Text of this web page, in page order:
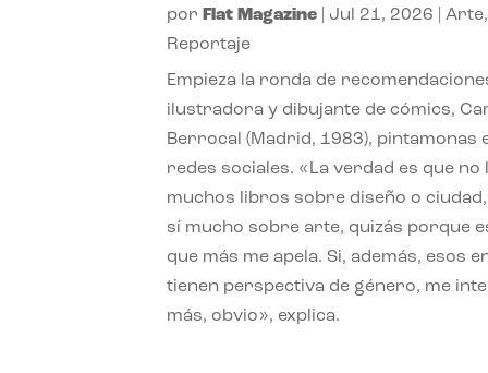
por Flat Magazine Jul 21, 2026 |Arte,
Reportaje
Empieza la ronda de
ilustradora y dibujante de cómics,
Berrocal (Madrid, 1983), pintamonas
redes sociales. «La verdad es que no
muchos libros sobre diseño o
sí mucho sobre arte, quizás porque
que más me apela. Si, además, esos
tienen perspectiva de género, me
más, obvio», explica.